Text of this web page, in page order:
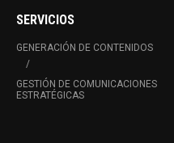
SERVICIOS
GENERACIÓN DE CONTENIDOS
GESTIÓN DE COMUNICACIONES
ESTRATÉGICAS